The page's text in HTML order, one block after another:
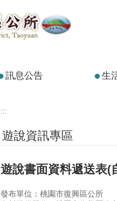
訊息公告 生
:::
遊說資訊專區
遊說書面資料遞送表(
發布單位：桃園市復興區公所